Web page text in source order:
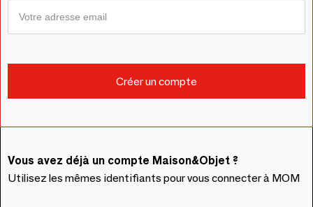
Vous avez déjà un compte Maison&Objet ?
Utilisez les mêmes identifiants pour vous connecter à MOM